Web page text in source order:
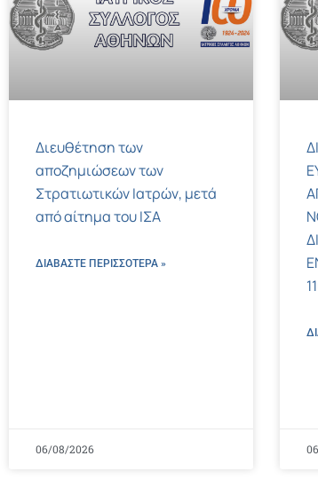
Διευθέτηση των
αποζημιώσεων των
Στρατιωτικών Ιατρών, μετά
από αίτημα του ΙΣΑ
ΔΙΑΒΑΣΤΕ ΠΕΡΙΣΣΌΤΕΡΑ »
06/08/2026